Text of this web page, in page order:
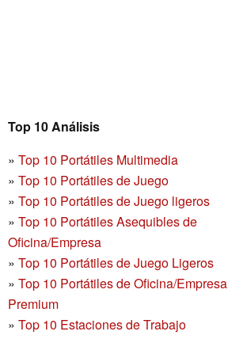
Top 10 Análisis
» Top 10 Portátiles Multimedia
» Top 10 Portátiles de Juego
» Top 10 Portátiles de Juego ligeros
» Top 10 Portátiles Asequibles de
Oficina/Empresa
» Top 10 Portátiles de Juego Ligeros
» Top 10 Portátiles de Oficina/Empresa
Premium
» Top 10 Estaciones de Trabajo